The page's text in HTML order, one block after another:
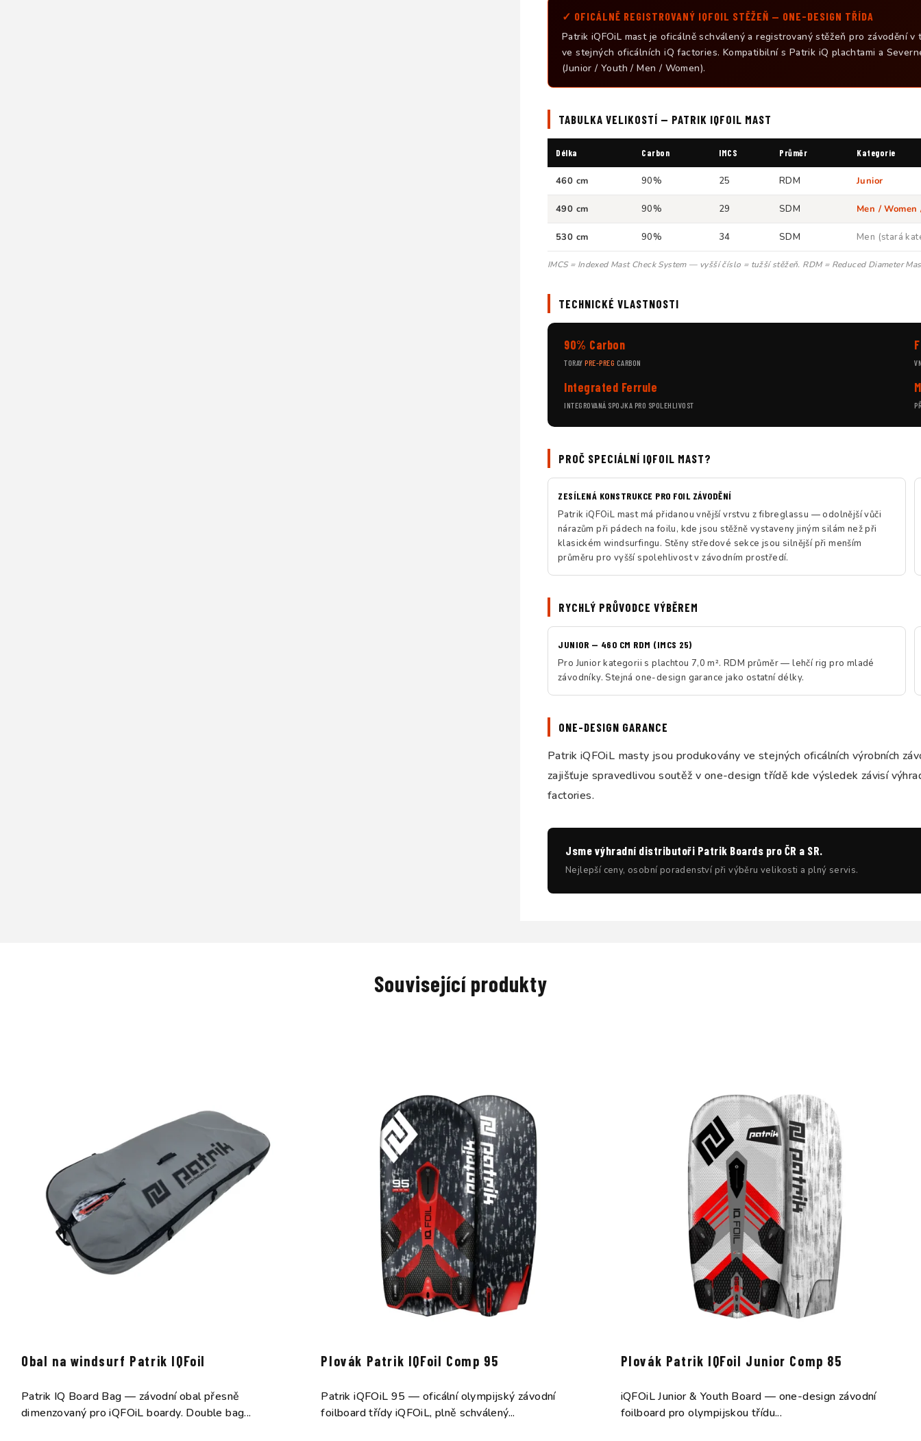
✓ OFICÁLNĚ REGISTROVANÝ IQFOIL STĚŽEŇ — ONE-DESIGN TŘÍDA
Patrik iQFOiL mast je oficálně schválený a registrovaný stěžeň pro závodění
ve stejných oficálních iQ factories. Kompatibilní s Patrik iQ plachtami a
(Junior / Youth / Men / Women).
TABULKA VELIKOSTÍ — PATRIK IQFOIL MAST
Délka Carbon IMCS Průměr Kategorie
460 cm 90% 25 RDM Junior
490 cm 90% 29 SDM Men / Women
530 cm 90% 34 SDM Men (stará
IMCS = Indexed Mast Check System — vyšší číslo = tužší stěžeň. RDM = Reduced Diameter
TECHNICKÉ VLASTNOSTI
90% Carbon
TORAY PRE-PREG CARBON
Integrated Ferrule
INTEGROVANÁ SPOJKA PRO SPOLEHLIVOST
PROČ SPECIÁLNÍ IQFOIL MAST?
ZESÍLENÁ KONSTRUKCE PRO FOIL ZÁVODĚNÍ
Patrik iQFOiL mast má přidanou vnější vrstvu z fibreglassu — odolnější vůči
nárazům při pádech na foilu, kde jsou stěžně vystaveny jiným silám než při
klasickém windsurfingu. Stěny středové sekce jsou silnější při menším
průměru pro vyšší spolehlivost v závodním prostředí.
RYCHLÝ PRŮVODCE VÝBĚREM
JUNIOR — 460 CM RDM (IMCS 25)
Pro Junior kategorii s plachtou 7,0 m². RDM průměr — lehčí rig pro mladé
závodníky. Stejná one-design garance jako ostatní délky.
ONE-DESIGN GARANCE
Patrik iQFOiL masty jsou produkovány ve stejných oficálních výrobních
zajišťuje spravedlivou soutěž v one-design třídě kde výsledek závisí
factories.
Jsme výhradní distributoři Patrik Boards pro ČR a SR.
Nejlepší ceny, osobní poradenství při výběru velikosti a plný servis.
Související produkty
Obal na windsurf Patrik IQFoil
Patrik IQ Board Bag — závodní obal přesně
dimenzovaný pro iQFOiL boardy. Double bag...
Plovák Patrik IQFoil Comp 95
Patrik iQFOiL 95 — oficální olympijský závodní
foilboard třídy iQFOiL, plně schválený...
Plovák Patrik IQFoil Junior Comp 85
iQFOiL Junior & Youth Board — one-design závodní
foilboard pro olympijskou třídu...